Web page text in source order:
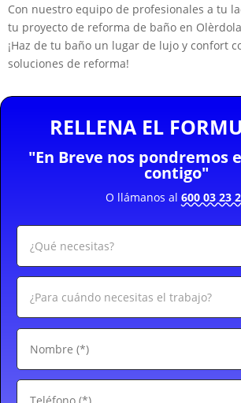
Con nuestro equipo de profesionales a tu
tu proyecto de reforma de baño en
¡Haz de tu baño un lugar de lujo y confort
soluciones de reforma!
RELLENA EL
"En Breve nos pondremos
contigo"
O llámanos al 600 03 23